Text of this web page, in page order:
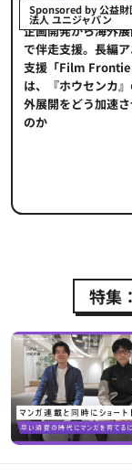
Sponsored by 公益財
法人 ユニジャパン
企画開発から海外
で伴走支援。長編
支援「Film Frontier
は、『ホウセンカ
外展開をどう加速
のか
特集